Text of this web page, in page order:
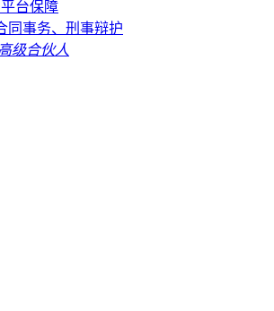
平台保障
同事务、刑事辩护
级合伙人